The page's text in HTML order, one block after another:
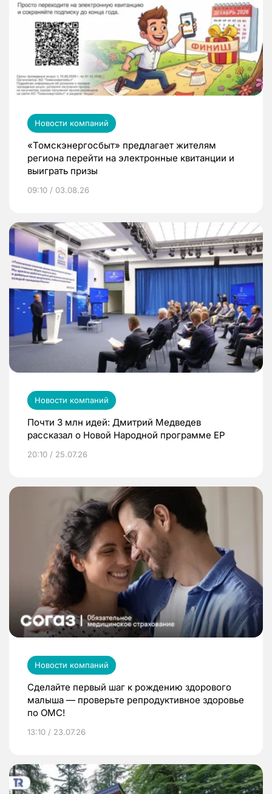
Новости компаний
«Томскэнергосбыт» предлагает жителям
региона перейти на электронные квитанции и
выиграть призы
09:10 / 03.08.26
Новости компаний
Почти 3 млн идей: Дмитрий Медведев
рассказал о Новой Народной программе ЕР
20:10 / 25.07.26
Новости компаний
Сделайте первый шаг к рождению здорового
малыша — проверьте репродуктивное здоровье
по ОМС!
13:10 / 23.07.26